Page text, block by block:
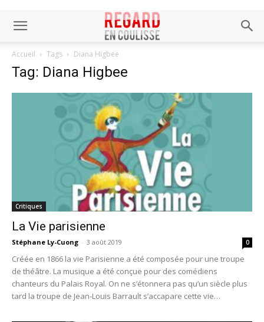
Accueil Tags Diana Higbee
Tag: Diana Higbee
Critiques
La Vie parisienne
Stéphane Ly-Cuong - 3 août 2019 0
Créée en 1866 la vie Parisienne a été composée pour une troupe
de théâtre. La musique a été conçue pour des comédiens
chanteurs du Palais Royal. On ne s’étonnera pas qu’un siècle plus
tard la troupe de Jean-Louis Barrault s’accapare cette vie